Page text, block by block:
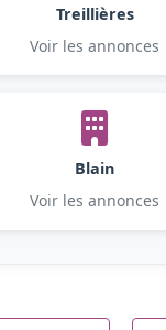
Treillières
Voir les annonces
Blain
Voir les annonces